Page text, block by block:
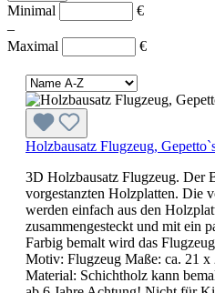
Minimal
€
–
Maximal
€
Holzbausatz Flugzeug,
3D Holzbausatz Flugzeug. Der
vorgestanzten Holzplatten. Die
werden einfach aus den
zusammengesteckt und mit ein
Farbig bemalt wird das
Motiv: Flugzeug Maße: ca. 21
Material: Schichtholz kann